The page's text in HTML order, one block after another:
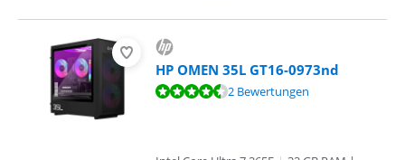
HP OMEN 35L GT16-0973nd
Bewertet mit 9,4 von 10, basierend auf 2 Bewertungen.
2 Bewertungen